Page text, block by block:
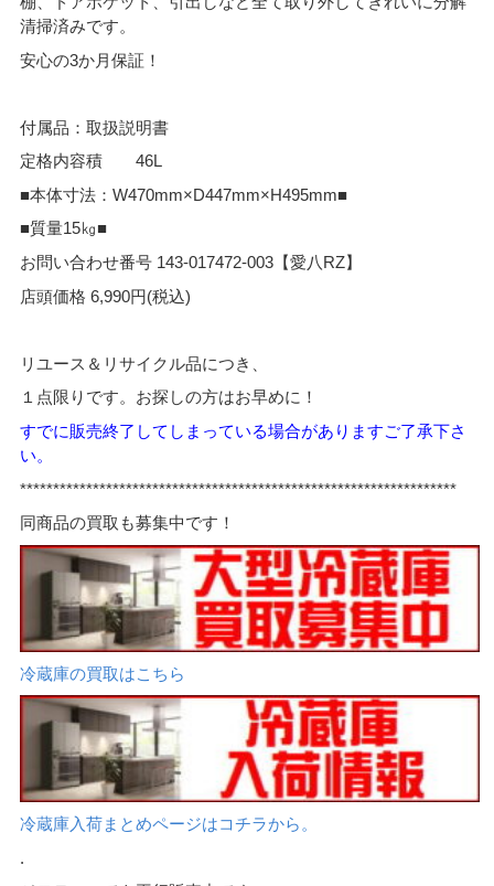
清掃済みです。
安心の3か月保証！
付属品：取扱説明書
定格内容積 46L
■本体寸法：W470mm×D447mm×H495mm■
■質量15㎏■
お問い合わせ番号 143-017472-003【愛八RZ】
店頭価格 6,990円(税込)
リユース＆リサイクル品につき、
１点限りです。お探しの方はお早めに！
すでに販売終了してしまっている場合がありますご了承下さ
い。
******************************************************************
同商品の買取も募集中です！
冷蔵庫の買取はこちら
冷蔵庫入荷まとめページはコチラから。
.